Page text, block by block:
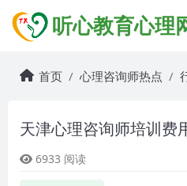
听心教育心理
首页 心理咨询师热点
天津心理咨询师培训费
6933 阅读